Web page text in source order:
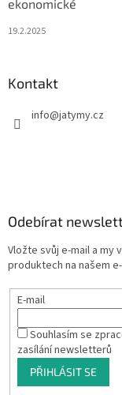
ekonomické
19.2.2025
Kontakt
info@jatymy.cz
Odebírat
Vložte svůj e-mail a my
produktech na našem
E-mail
Souhlasím se
zasílání newsletterů
PŘIHLÁSIT SE